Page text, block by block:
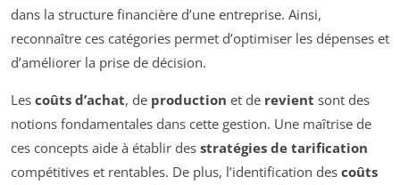
dans la structure financière d’une entreprise. Ainsi,
reconnaître ces catégories permet d’optimiser les dépenses et
d’améliorer la prise de décision.
Les coûts d’achat, de production et de revient sont des
notions fondamentales dans cette gestion. Une maîtrise de
ces concepts aide à établir des stratégies de tarification
compétitives et rentables. De plus, l’identification des coûts